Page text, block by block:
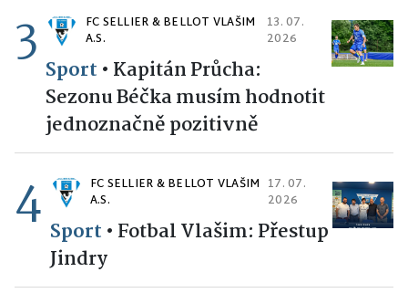
3
FC SELLIER & BELLOT VLAŠIM
A.S.
13. 07.
2026
Sport • Kapitán Průcha:
Sezonu Béčka musím hodnotit
jednoznačně pozitivně
4
FC SELLIER & BELLOT VLAŠIM
A.S.
17. 07.
2026
Sport • Fotbal Vlašim: Přestup
Jindry